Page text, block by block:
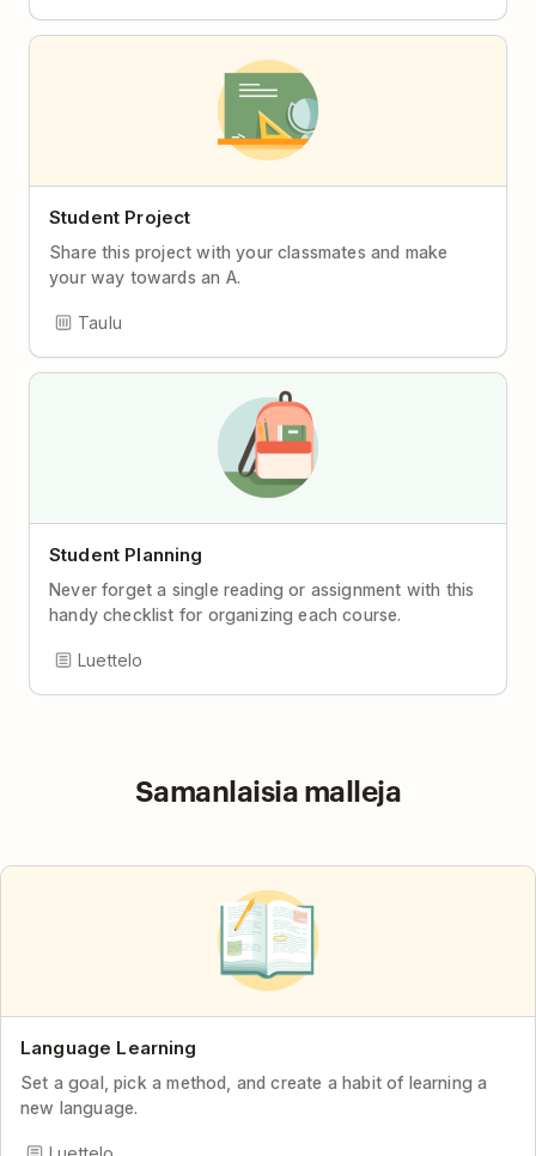
Student Project
Share this project with your classmates and make
your way towards an A.
Taulu
Student Planning
Never forget a single reading or assignment with this
handy checklist for organizing each course.
Luettelo
Samanlaisia malleja
Language Learning
Set a goal, pick a method, and create a habit of learning a
new language.